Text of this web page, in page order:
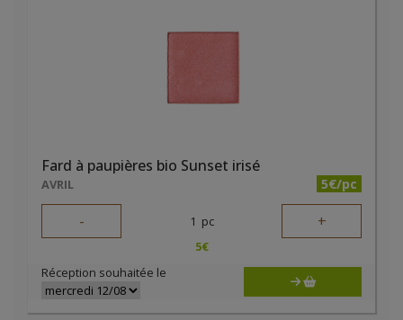
Fard à paupières bio Sunset irisé
AVRIL 5€/pc
- 1 pc +
5€
Réception souhaitée le